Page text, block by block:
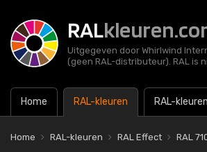
RAL
Uitgegeven door Whirlwind
(geen RAL-distributeur). RAL is
Home RAL-kleuren RAL-
Home RAL-kleuren RAL Effect RAL